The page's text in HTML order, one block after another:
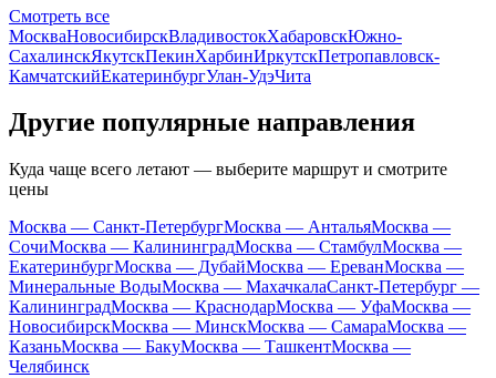
Смотреть все
МоскваНовосибирскВладивостокХабаровскЮжно-
СахалинскЯкутскПекинХарбинИркутскПетропавловск-
КамчатскийЕкатеринбургУлан-УдэЧита
Другие популярные направления
Куда чаще всего летают — выберите маршрут и смотрите
цены
Москва — Санкт-ПетербургМосква — АнтальяМосква —
СочиМосква — КалининградМосква — СтамбулМосква —
ЕкатеринбургМосква — ДубайМосква — ЕреванМосква —
Минеральные ВодыМосква — МахачкалаСанкт-Петербург —
КалининградМосква — КраснодарМосква — УфаМосква —
НовосибирскМосква — МинскМосква — СамараМосква —
КазаньМосква — БакуМосква — ТашкентМосква —
Челябинск